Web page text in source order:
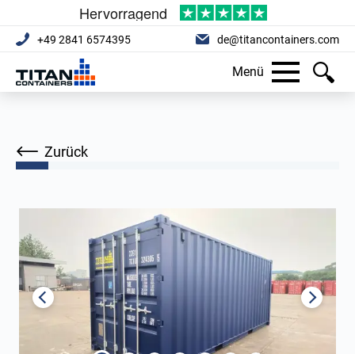
+49 2841 6574395 de@titancontainers.com
Menü
Zurück